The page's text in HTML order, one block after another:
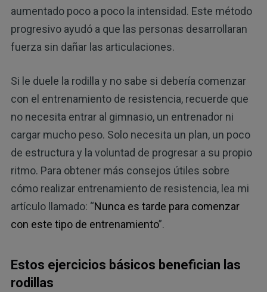
aumentado poco a poco la intensidad. Este método
progresivo ayudó a que las personas desarrollaran
fuerza sin dañar las articulaciones.
Si le duele la rodilla y no sabe si debería comenzar
con el entrenamiento de resistencia, recuerde que
no necesita entrar al gimnasio, un entrenador ni
cargar mucho peso. Solo necesita un plan, un poco
de estructura y la voluntad de progresar a su propio
ritmo. Para obtener más consejos útiles sobre
cómo realizar entrenamiento de resistencia, lea mi
artículo llamado: “Nunca es tarde para comenzar
con este tipo de entrenamiento”.
Estos ejercicios básicos benefician las
rodillas